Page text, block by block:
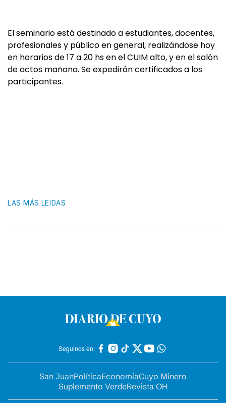
El seminario está destinado a estudiantes, docentes,
profesionales y público en general, realizándose hoy
en horarios de 17 a 20 hs en el CUIM alto, y en el salón
de actos mañana. Se expedirán certificados a los
participantes.
LAS MÁS LEIDAS
Seguinos en:
San JuanPolíticaEconomíaCuyo Minero
Suplemento VerdeRevista OH